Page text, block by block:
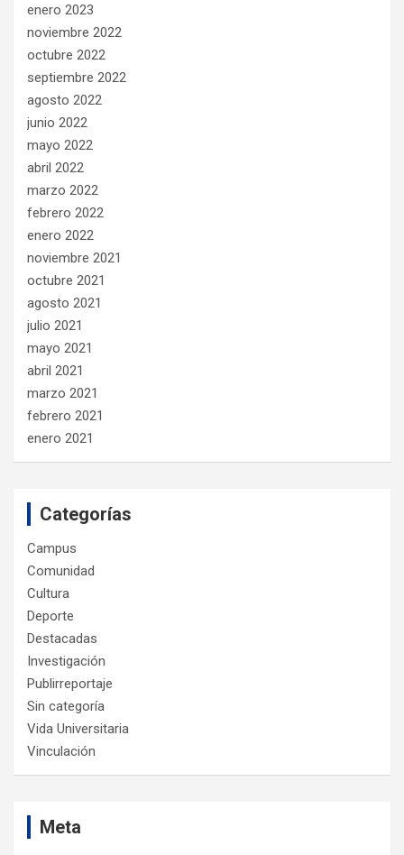
enero 2023
noviembre 2022
octubre 2022
septiembre 2022
agosto 2022
junio 2022
mayo 2022
abril 2022
marzo 2022
febrero 2022
enero 2022
noviembre 2021
octubre 2021
agosto 2021
julio 2021
mayo 2021
abril 2021
marzo 2021
febrero 2021
enero 2021
Categorías
Campus
Comunidad
Cultura
Deporte
Destacadas
Investigación
Publirreportaje
Sin categoría
Vida Universitaria
Vinculación
Meta